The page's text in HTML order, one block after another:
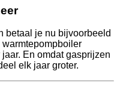
betaal je nu bijvoorbeeld
En omdat gasprijzen
elk jaar groter.